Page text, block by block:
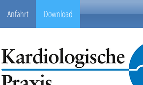
Anfahrt Download